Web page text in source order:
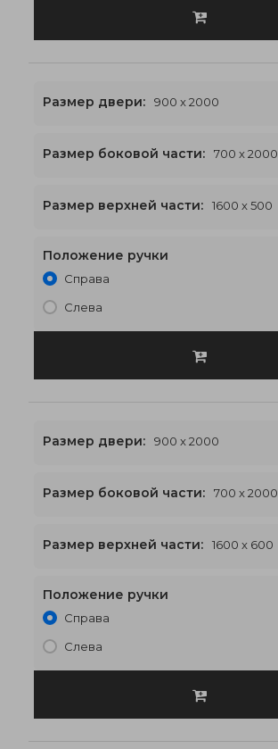
1600 x 2500€583
Размер двери: 900 x 2000
Размер боковой части: 700 x 2000
Размер верхней части: 1600 x 500
Положение ручки
Справа
Слева
1600 x 2600€592
Размер двери: 900 x 2000
Размер боковой части: 700 x 2000
Размер верхней части: 1600 x 600
Положение ручки
Справа
Слева